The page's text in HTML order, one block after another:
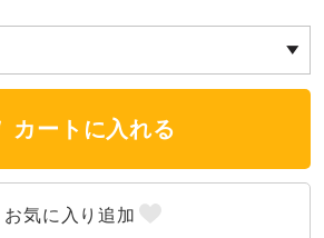
グシューズ
カートに入れる